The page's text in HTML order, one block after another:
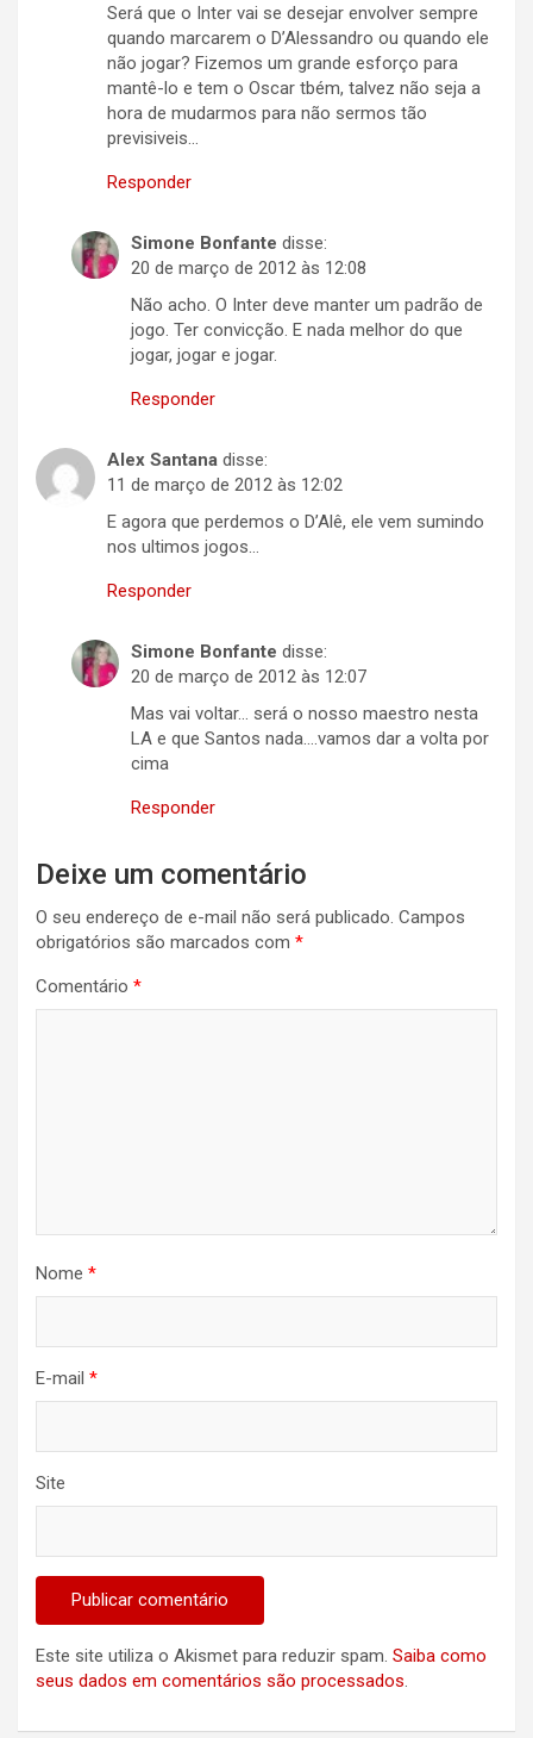
Será que o Inter vai se desejar envolver sempre
quando marcarem o D’Alessandro ou quando ele
não jogar? Fizemos um grande esforço para
mantê-lo e tem o Oscar tbém, talvez não seja a
hora de mudarmos para não sermos tão
previsiveis…
Responder
Simone Bonfante disse:
20 de março de 2012 às 12:08
Não acho. O Inter deve manter um padrão de
jogo. Ter convicção. E nada melhor do que
jogar, jogar e jogar.
Responder
Alex Santana disse:
11 de março de 2012 às 12:02
E agora que perdemos o D’Alê, ele vem sumindo
nos ultimos jogos…
Responder
Simone Bonfante disse:
20 de março de 2012 às 12:07
Mas vai voltar… será o nosso maestro nesta
LA e que Santos nada….vamos dar a volta por
cima
Responder
Deixe um comentário
O seu endereço de e-mail não será publicado. Campos
obrigatórios são marcados com *
Comentário *
Nome *
E-mail *
Site
Este site utiliza o Akismet para reduzir spam. Saiba como
seus dados em comentários são processados.